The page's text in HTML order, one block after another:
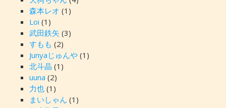
森本レオ (1)
Loi (1)
武田鉄矢 (3)
すもも (2)
Junyaじゅんや(1)
北斗晶 (1)
uuna (2)
力也(1)
まいしゃん (1)